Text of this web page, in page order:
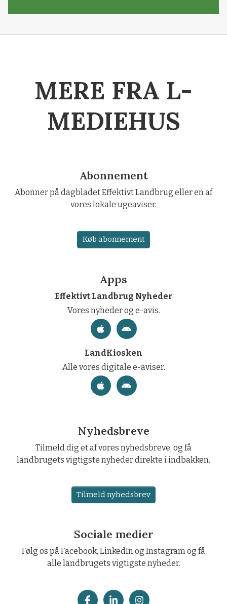
MERE FRA L-
MEDIEHUS
Abonnement
Abonner på dagbladet Effektivt Landbrug eller en af
vores lokale ugeaviser.
Køb abonnement
Apps
Effektivt Landbrug Nyheder
Vores nyheder og e-avis.
LandKiosken
Alle vores digitale e-aviser.
Nyhedsbreve
Tilmeld dig et af vores nyhedsbreve, og få
landbrugets vigtigste nyheder direkte i indbakken.
Tilmeld nyhedsbrev
Sociale medier
Følg os på Facebook, LinkedIn og Instagram og få
alle landbrugets vigtigste nyheder.